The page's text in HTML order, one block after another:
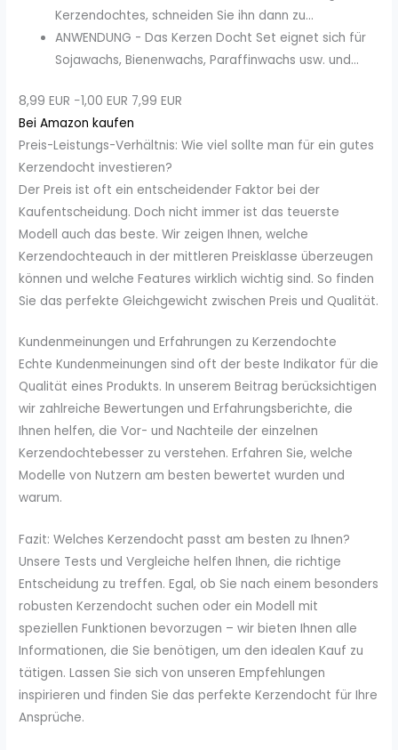
Kerzendochtes, schneiden Sie ihn dann zu...
ANWENDUNG - Das Kerzen Docht Set eignet sich für
Sojawachs, Bienenwachs, Paraffinwachs usw. und...
8,99 EUR −1,00 EUR 7,99 EUR
Bei Amazon kaufen
Preis-Leistungs-Verhältnis: Wie viel sollte man für ein gutes
Kerzendocht investieren?
Der Preis ist oft ein entscheidender Faktor bei der
Kaufentscheidung. Doch nicht immer ist das teuerste
Modell auch das beste. Wir zeigen Ihnen, welche
Kerzendochteauch in der mittleren Preisklasse überzeugen
können und welche Features wirklich wichtig sind. So finden
Sie das perfekte Gleichgewicht zwischen Preis und Qualität.
Kundenmeinungen und Erfahrungen zu Kerzendochte
Echte Kundenmeinungen sind oft der beste Indikator für die
Qualität eines Produkts. In unserem Beitrag berücksichtigen
wir zahlreiche Bewertungen und Erfahrungsberichte, die
Ihnen helfen, die Vor- und Nachteile der einzelnen
Kerzendochtebesser zu verstehen. Erfahren Sie, welche
Modelle von Nutzern am besten bewertet wurden und
warum.
Fazit: Welches Kerzendocht passt am besten zu Ihnen?
Unsere Tests und Vergleiche helfen Ihnen, die richtige
Entscheidung zu treffen. Egal, ob Sie nach einem besonders
robusten Kerzendocht suchen oder ein Modell mit
speziellen Funktionen bevorzugen – wir bieten Ihnen alle
Informationen, die Sie benötigen, um den idealen Kauf zu
tätigen. Lassen Sie sich von unseren Empfehlungen
inspirieren und finden Sie das perfekte Kerzendocht für Ihre
Ansprüche.